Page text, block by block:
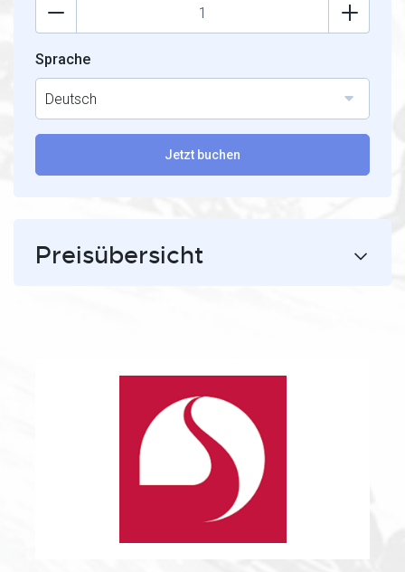
Sprache
Deutsch
Jetzt buchen
Preisübersicht